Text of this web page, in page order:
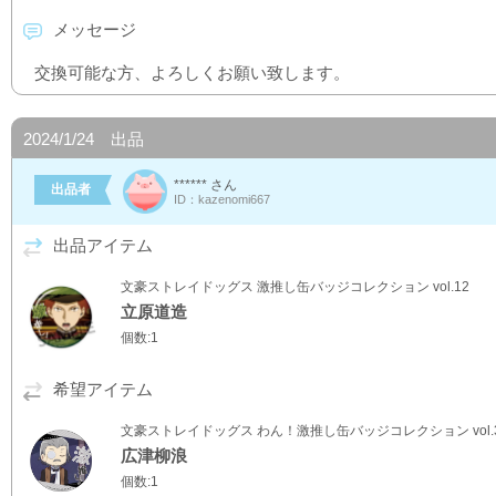
メッセージ
交換可能な方、よろしくお願い致します。
2024/1/24 出品
出品者 ****** さん
ID：kazenomi667
出品アイテム
文豪ストレイドッグス 激推し缶バッジコレクション vol.12
立原道造
個数:1
希望アイテム
文豪ストレイドッグス わん！激推し缶バッジコレクション
広津柳浪
個数:1